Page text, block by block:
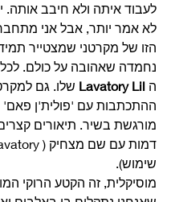
לעבוד איתה ולא חיבב אותה.
לא אמר יותר, אבל אני
הזו של מקרטני שמצטייר
נחמדה שאהובה על כולם.
ה Lavatory Lil שלו. גם
ההתכתבות עם 'פולית'ן פאם'
מורגשת בשיר. תיאורים
שימוש).
מוסיקלית, זה הקטע הרוקי